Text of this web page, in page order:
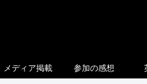
メディア掲載 参加の感想